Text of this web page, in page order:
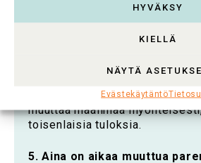
HYVÄKSY
KIELLÄ
NÄYTÄ
Evästekäytäntö
4. Valitse sankarisi viisaasti.
Jos sankareita ovat varovaisuus
Jos sankareita ovat ne, jotka
muuttaa maailmaa
toisenlaisia tuloksia.
5. Aina on aikaa muuttua